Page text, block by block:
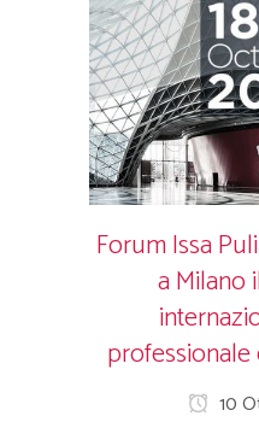
Forum Issa
a Milano
10